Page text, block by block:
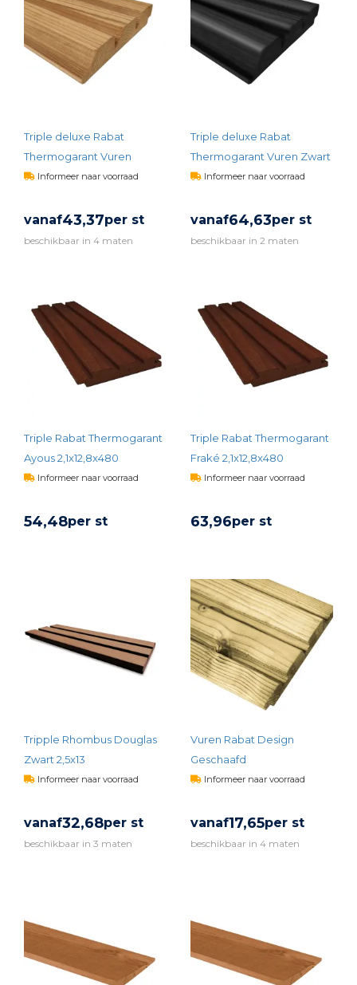
Triple deluxe Rabat
Thermogarant Vuren
Informeer naar voorraad
vanaf43,37per st
beschikbaar in 4 maten
Triple deluxe Rabat
Thermogarant Vuren Zwart
Informeer naar voorraad
vanaf64,63per st
beschikbaar in 2 maten
Triple Rabat Thermogarant
Ayous 2,1x12,8x480
Informeer naar voorraad
54,48per st
Triple Rabat Thermogarant
Fraké 2,1x12,8x480
Informeer naar voorraad
63,96per st
Tripple Rhombus Douglas
Zwart 2,5x13
Informeer naar voorraad
vanaf32,68per st
beschikbaar in 3 maten
Vuren Rabat Design
Geschaafd
Informeer naar voorraad
vanaf17,65per st
beschikbaar in 4 maten